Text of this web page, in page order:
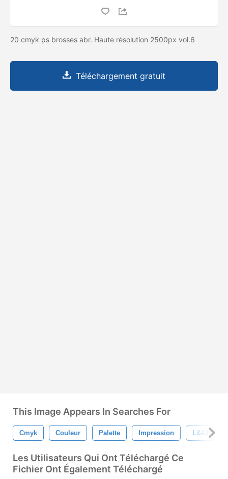
20 cmyk ps brosses abr. Haute résolution 2500px vol.6
Téléchargement gratuit
This Image Appears In Searches For
Cmyk Couleur Palette Impression
Les Utilisateurs Qui Ont Téléchargé Ce
Fichier Ont Également Téléchargé